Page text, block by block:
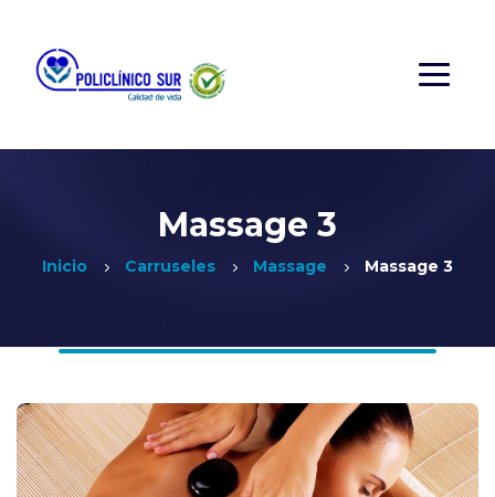
Massage 3
Inicio Carruseles Massage Massage 3